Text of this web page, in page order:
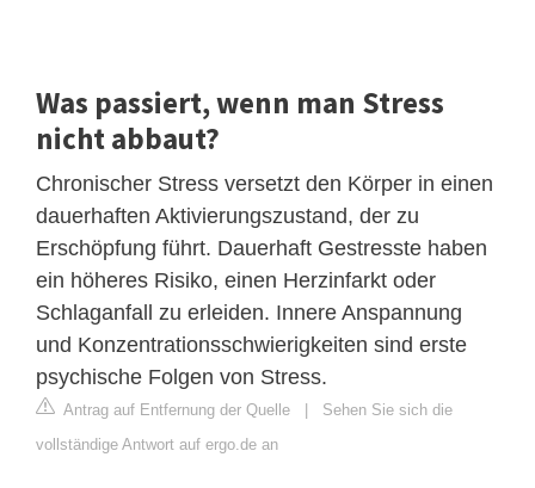
Was passiert, wenn man Stress
nicht abbaut?
Chronischer Stress versetzt den Körper in einen
dauerhaften Aktivierungszustand, der zu
Erschöpfung führt. Dauerhaft Gestresste haben
ein höheres Risiko, einen Herzinfarkt oder
Schlaganfall zu erleiden. Innere Anspannung
und Konzentrationsschwierigkeiten sind erste
psychische Folgen von Stress.
Antrag auf Entfernung der Quelle | Sehen Sie sich die
vollständige Antwort auf ergo.de an